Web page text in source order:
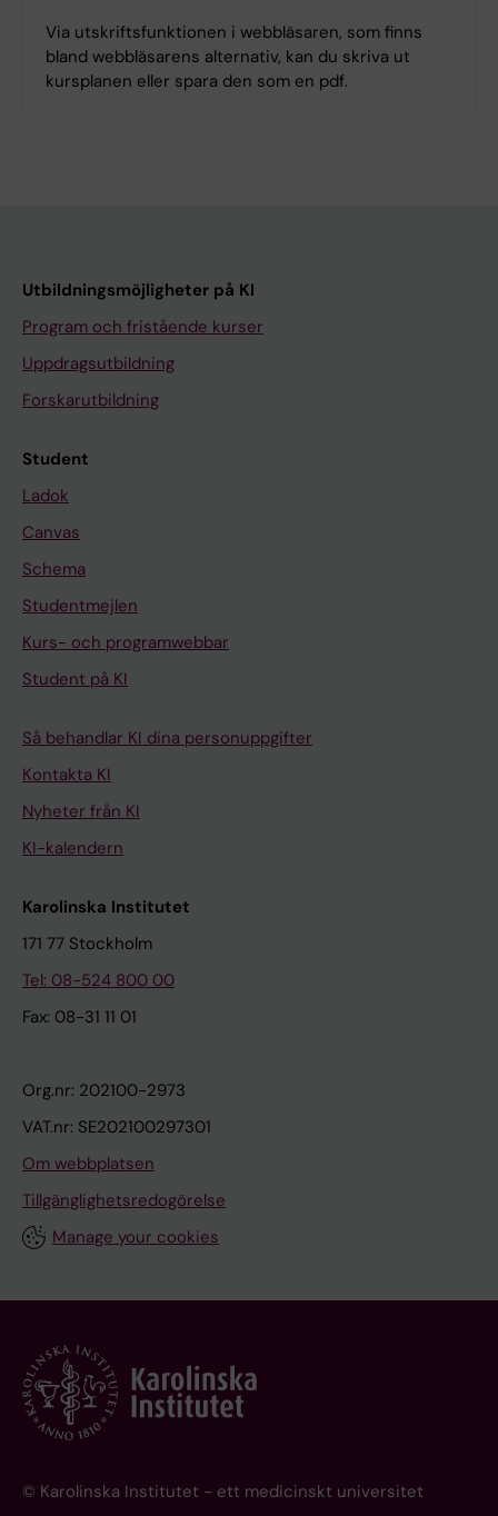
Via utskriftsfunktionen i webbläsaren, som finns
bland webbläsarens alternativ, kan du skriva ut
kursplanen eller spara den som en pdf.
Utbildningsmöjligheter på KI
Program och fristående kurser
Uppdragsutbildning
Forskarutbildning
Student
Ladok
Canvas
Schema
Studentmejlen
Kurs- och programwebbar
Student på KI
Så behandlar KI dina personuppgifter
Kontakta KI
Nyheter från KI
KI-kalendern
Karolinska Institutet
171 77 Stockholm
Tel: 08-524 800 00
Fax: 08-31 11 01
Org.nr: 202100-2973
VAT.nr: SE202100297301
Om webbplatsen
Tillgänglighetsredogörelse
Manage your cookies
© Karolinska Institutet - ett medicinskt universitet